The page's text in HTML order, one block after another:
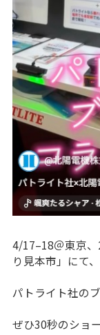
4/17–18＠東京
り見本市」にて、
パトライト社の
ぜひ30秒のショ